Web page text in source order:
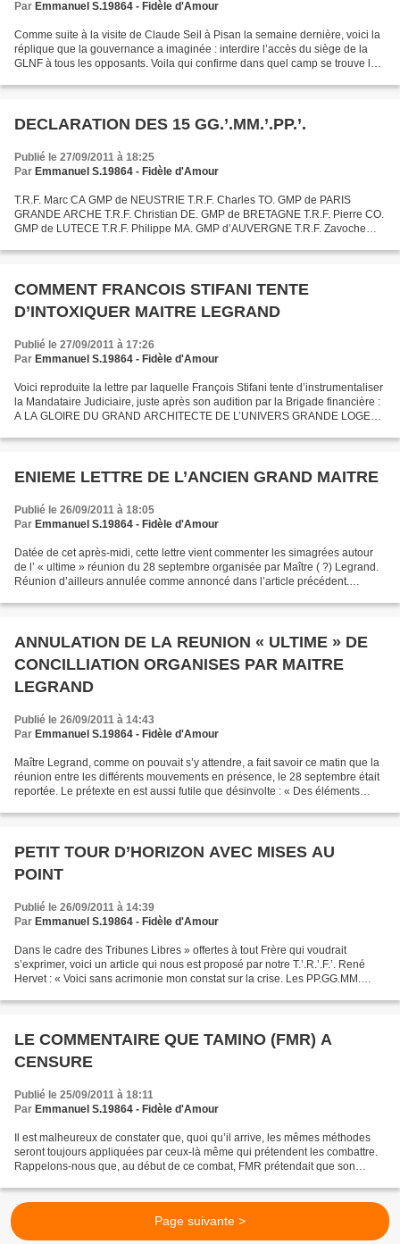
Par Emmanuel S.19864 - Fidèle d'Amour
Comme suite à la visite de Claude Seil à Pisan la semaine dernière, voici la
réplique que la gouvernance a imaginée : interdire l’accès du siège de la
GLNF à tous les opposants. Voila qui confirme dans quel camp se trouve les
DECLARATION DES 15 GG.’.MM.’.PP.’.
Publié le 27/09/2011 à 18:25
Par Emmanuel S.19864 - Fidèle d'Amour
T.R.F. Marc CA GMP de NEUSTRIE T.R.F. Charles TO. GMP de PARIS
GRANDE ARCHE T.R.F. Christian DE. GMP de BRETAGNE T.R.F. Pierre CO.
GMP de LUTECE T.R.F. Philippe MA. GMP d’AUVERGNE T.R.F. Zavoche
COMMENT FRANCOIS STIFANI TENTE
D’INTOXIQUER MAITRE LEGRAND
Publié le 27/09/2011 à 17:26
Par Emmanuel S.19864 - Fidèle d'Amour
Voici reproduite la lettre par laquelle François Stifani tente d’instrumentaliser
la Mandataire Judiciaire, juste après son audition par la Brigade financière :
A LA GLOIRE DU GRAND ARCHITECTE DE L’UNIVERS GRANDE LOGE
ENIEME LETTRE DE L’ANCIEN GRAND MAITRE
Publié le 26/09/2011 à 18:05
Par Emmanuel S.19864 - Fidèle d'Amour
Datée de cet après-midi, cette lettre vient commenter les simagrées autour
de l’ « ultime » réunion du 28 septembre organisée par Maître ( ?) Legrand.
Réunion d’ailleurs annulée comme annoncé dans l’article précédent.
ANNULATION DE LA REUNION « ULTIME » DE
CONCILLIATION ORGANISES PAR MAITRE
LEGRAND
Publié le 26/09/2011 à 14:43
Par Emmanuel S.19864 - Fidèle d'Amour
Maître Legrand, comme on pouvait s’y attendre, a fait savoir ce matin que la
réunion entre les différents mouvements en présence, le 28 septembre était
reportée. Le prétexte en est aussi futile que désinvolte : « Des éléments
PETIT TOUR D’HORIZON AVEC MISES AU
POINT
Publié le 26/09/2011 à 14:39
Par Emmanuel S.19864 - Fidèle d'Amour
Dans le cadre des Tribunes Libres » offertes à tout Frère qui voudrait
s’exprimer, voici un article qui nous est proposé par notre T.’.R.’.F.’. René
Hervet : « Voici sans acrimonie mon constat sur la crise. Les PP.GG.MM.
LE COMMENTAIRE QUE TAMINO (FMR) A
CENSURE
Publié le 25/09/2011 à 18:11
Par Emmanuel S.19864 - Fidèle d'Amour
Il est malheureux de constater que, quoi qu’il arrive, les mêmes méthodes
seront toujours appliquées par ceux-là même qui prétendent les combattre.
Rappelons-nous que, au début de ce combat, FMR prétendait que son
Page suivante >